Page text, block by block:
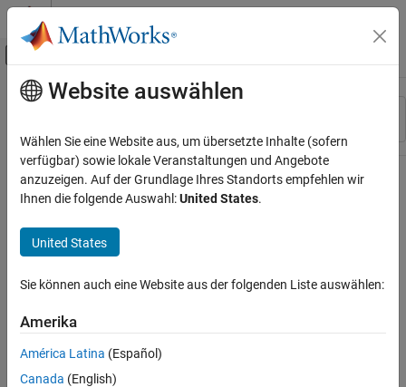
Weiter zum Inhalt
Umschaltung für Off-Canvas-
Ressource
Hauptinhalt
Website auswählen
Wählen Sie eine Website aus, um übersetzte Inhalte (sofern
verfügbar) sowie lokale Veranstaltungen und Angebote
anzuzeigen. Auf der Grundlage Ihres Standorts empfehlen wir
Ihnen die folgende Auswahl:United States.
United States
Sie können auch eine Website aus der folgenden Liste auswählen:
Amerika
América Latina (Español)
Canada (English)